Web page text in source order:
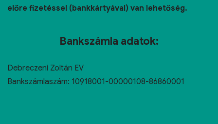
előre fizetéssel (bankkártyával) van lehetőség.
Bankszámla adatok:
Debreczeni Zoltán EV
Bankszámlaszám: 10918001-00000108-86860001